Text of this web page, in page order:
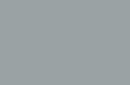
erhalten, gelten jedoch